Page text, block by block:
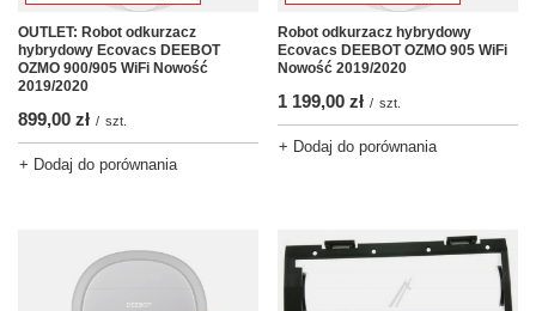
OUTLET: Robot odkurzacz
hybrydowy Ecovacs DEEBOT
OZMO 900/905 WiFi Nowość
2019/2020
899,00 zł / szt.
+ Dodaj do porównania
Robot odkurzacz hybrydowy
Ecovacs DEEBOT OZMO 905 WiFi
Nowość 2019/2020
1 199,00 zł / szt.
+ Dodaj do porównania